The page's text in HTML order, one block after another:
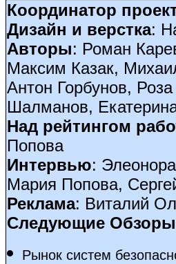
Координатор
Дизайн и верстка:
Авторы: Роман
Максим Казак,
Антон Горбунов,
Шалманов,
Над рейтингом
Попова
Интервью:
Мария Попова,
Реклама: Виталий
Следующие Обзоры
Рынок систем